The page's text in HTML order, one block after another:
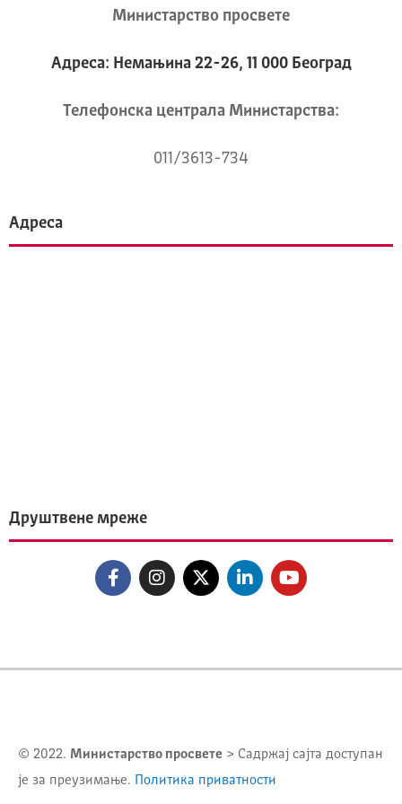
Министарство просвете
Адреса: Немањина 22-26, 11 000 Београд
Телeфонска централа Mинистарства:
011/3613-734
Адреса
Друштвене мреже
© 2022. Министарство просвете > Садржај сајта доступан
је за преузимање. Политика приватности